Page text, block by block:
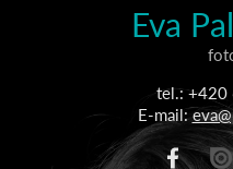
Eva
tel.: +420
E-mail: